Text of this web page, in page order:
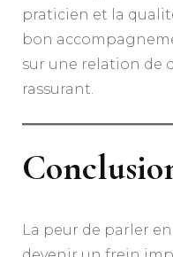
praticien et la
bon
sur une relation de
rassurant.
La peur de parler